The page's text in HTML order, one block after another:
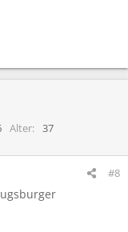
Alter
37
#8